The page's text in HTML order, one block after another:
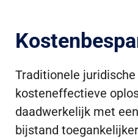
Traditionele
kosteneffectieve
daadwerkelijk met
bijstand